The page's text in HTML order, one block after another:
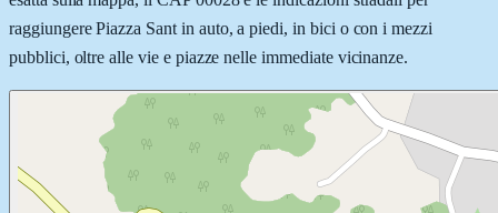
raggiungere Piazza Sant in auto, a piedi, in bici o con i mezzi
pubblici, oltre alle vie e piazze nelle immediate vicinanze.